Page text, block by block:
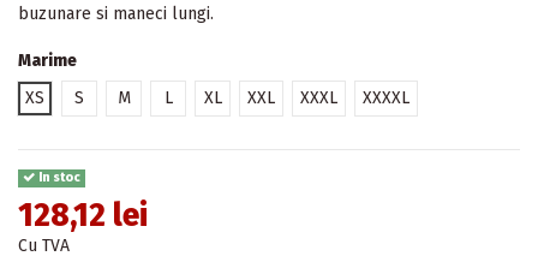
buzunare si maneci lungi.
Marime
XS
S M L XL XXL XXXL XXXXL
In stoc
128,12 lei
Cu TVA